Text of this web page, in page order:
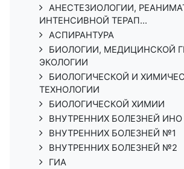
АНЕСТЕЗИОЛОГИИ,
ИНТЕНСИВНОЙ ТЕРАП...
АСПИРАНТУРА
БИОЛОГИИ, МЕДИЦИНСКОЙ
ЭКОЛОГИИ
БИОЛОГИЧЕСКОЙ И
ТЕХНОЛОГИИ
БИОЛОГИЧЕСКОЙ ХИМИИ
ВНУТРЕННИХ БОЛЕЗНЕЙ ИНО
ВНУТРЕННИХ БОЛЕЗНЕЙ №1
ВНУТРЕННИХ БОЛЕЗНЕЙ №2
ГИА